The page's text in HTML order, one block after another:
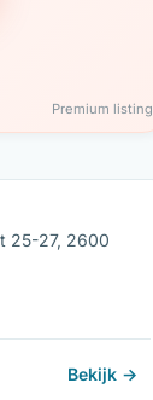
Premium listing
25-27, 2600
Bekijk →